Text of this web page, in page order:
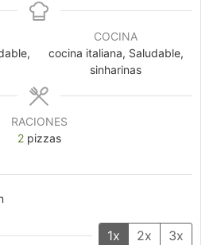
COCINA
cocina italiana, Saludable,
sinharinas
RACIONES
2 pizzas
1x 2x 3x